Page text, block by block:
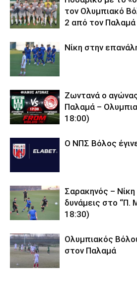
τον Ολυμπιακό
2 από τον Παλαμά
Νίκη στην
Ζωντανά ο
Παλαμά –
18:00)
O ΝΠΣ Βόλος
Σαρακηνός –
δυνάμεις στο “Π.
18:30)
Ολυμπιακός
στον Παλαμά